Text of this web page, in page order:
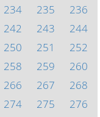
234 235
236
242 243
244
250 251
252
258 259
260
266 267
268
274 275
276